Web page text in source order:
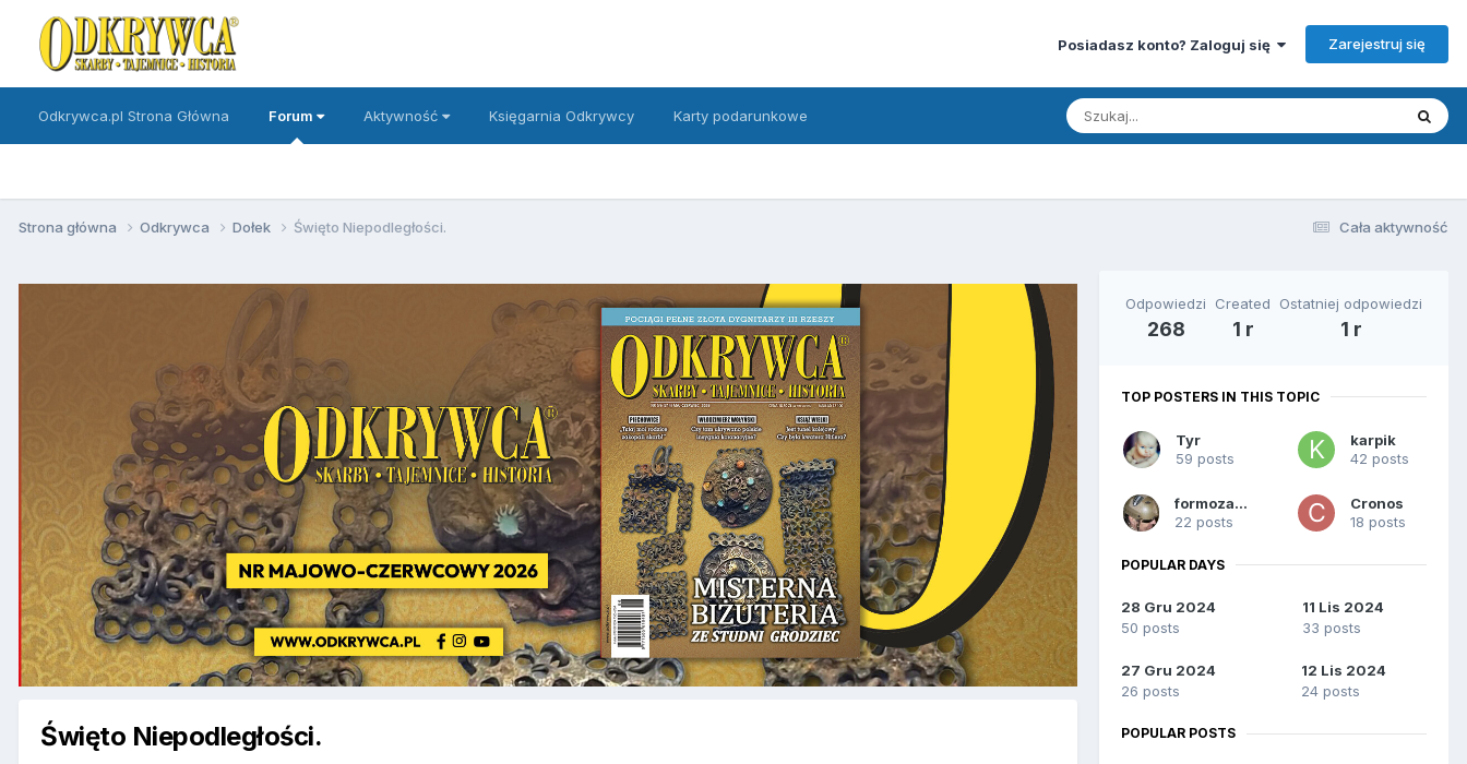
Posiadasz konto? Zaloguj się Zarejestruj się
Odkrywca.pl Strona Główna Forum Aktywność Księgarnia Odkrywcy Karty podarunkowe
Cała aktywność
Strona główna Odkrywca Dołek Święto Niepodległości.
Święto Niepodległości.
Odpowiedzi
268
Created
1 r
Ostatniej odpowiedzi
1 r
TOP POSTERS IN THIS TOPIC
Tyr
59 posts
karpik
42 posts
formoza58
22 posts
Cronos
18 posts
POPULAR DAYS
28 Gru 2024
50 posts
11 Lis 2024
33 posts
27 Gru 2024
26 posts
12 Lis 2024
24 posts
POPULAR POSTS